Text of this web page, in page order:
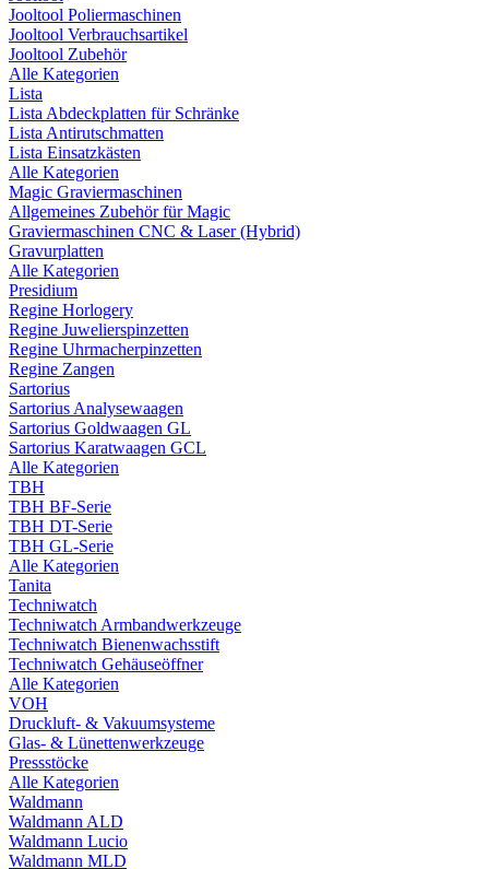
Jooltool Poliermaschinen
Jooltool Verbrauchsartikel
Jooltool Zubehör
Alle Kategorien
Lista
Lista Abdeckplatten für Schränke
Lista Antirutschmatten
Lista Einsatzkästen
Alle Kategorien
Magic Graviermaschinen
Allgemeines Zubehör für Magic
Graviermaschinen CNC & Laser (Hybrid)
Gravurplatten
Alle Kategorien
Presidium
Regine Horlogery
Regine Juwelierspinzetten
Regine Uhrmacherpinzetten
Regine Zangen
Sartorius
Sartorius Analysewaagen
Sartorius Goldwaagen GL
Sartorius Karatwaagen GCL
Alle Kategorien
TBH
TBH BF-Serie
TBH DT-Serie
TBH GL-Serie
Alle Kategorien
Tanita
Techniwatch
Techniwatch Armbandwerkzeuge
Techniwatch Bienenwachsstift
Techniwatch Gehäuseöffner
Alle Kategorien
VOH
Druckluft- & Vakuumsysteme
Glas- & Lünettenwerkzeuge
Pressstöcke
Alle Kategorien
Waldmann
Waldmann ALD
Waldmann Lucio
Waldmann MLD